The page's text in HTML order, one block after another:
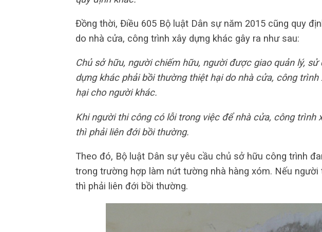
Đồng thời, Điều 605 Bộ luật Dân sự năm 2015 cũng quy
do nhà cửa, công trình xây dựng khác gây ra như sau:
Chủ sở hữu, người chiếm hữu, người được giao quản lý,
dựng khác phải bồi thường thiệt hại do nhà cửa, công
hại cho người khác.
Khi người thi công có lỗi trong việc để nhà cửa, công trình
thì phải liên đới bồi thường.
Theo đó, Bộ luật Dân sự yêu cầu chủ sở hữu công trình
trong trường hợp làm nứt tường nhà hàng xóm. Nếu
thì phải liên đới bồi thường.